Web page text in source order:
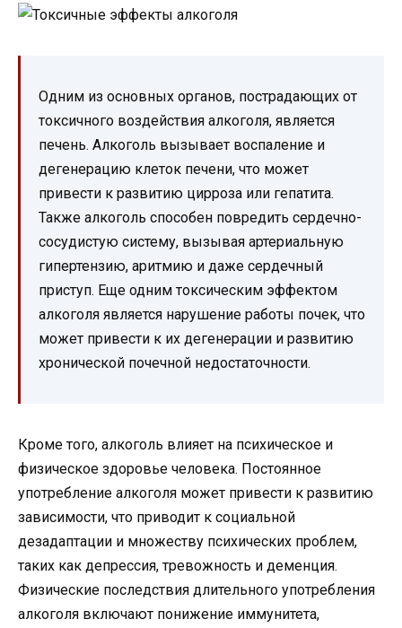
Одним из основных органов, пострадающих от
токсичного воздействия алкоголя, является
печень. Алкоголь вызывает воспаление и
дегенерацию клеток печени, что может
привести к развитию цирроза или гепатита.
Также алкоголь способен повредить сердечно-
сосудистую систему, вызывая артериальную
гипертензию, аритмию и даже сердечный
приступ. Еще одним токсическим эффектом
алкоголя является нарушение работы почек, что
может привести к их дегенерации и развитию
хронической почечной недостаточности.
Кроме того, алкоголь влияет на психическое и
физическое здоровье человека. Постоянное
употребление алкоголя может привести к развитию
зависимости, что приводит к социальной
дезадаптации и множеству психических проблем,
таких как депрессия, тревожность и деменция.
Физические последствия длительного употребления
алкоголя включают понижение иммунитета,